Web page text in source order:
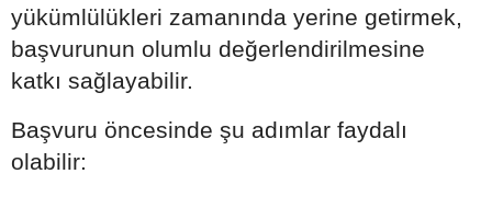
yükümlülükleri zamanında yerine getirmek,
başvurunun olumlu değerlendirilmesine
katkı sağlayabilir.
Başvuru öncesinde şu adımlar faydalı
olabilir: